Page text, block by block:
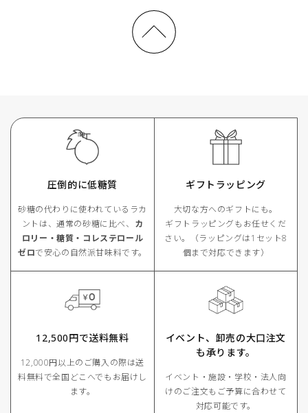
圧倒的に低糖質
砂糖の代わりに使われているラカ
ントは、通常の砂糖に比べ、 カ
ロリー・糖質・コレステロール
ゼロで安心の自然派甘味料です。
ギフトラッピング
大切な方へのギフトにも。
ギフトラッピングもお任せくだ
さい。（ラッピングは1セット8
個まで対応できます）
12,500円で送料無料
12,000円以上のご購⼊の際は送
料無料で全国どこへでもお届けし
ます。
イベント、卸売の⼤⼝注⽂
も承ります。
イベント‧施設‧学校‧法⼈向
けのご注⽂もご予算に合わせて
対応可能です。